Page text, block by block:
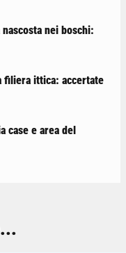
nei boschi:
filiera ittica: accertate
case e area del